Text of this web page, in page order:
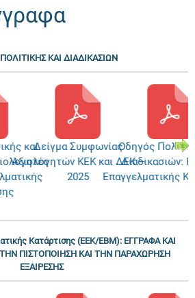
ΚΑΙ ΔΙΑΔΙΚΑΣΙΩΝ
καιΔείγμα Συμφωνίας
Αξιολογητών ΚΕΚ και ΔΕΚ –
2025
Οδηγός
Διαδικασιών:
Επαγγελματικής
Κατάρτισης (ΕΕΚ/ΕΒΜ): ΕΓΓΡΑΦΑ ΚΑΙ
ΠΙΣΤΟΠΟΙΗΣΗ ΚΑΙ ΤΗΝ ΠΑΡΑΧΩΡΗΣΗ
ΕΞΑΙΡΕΣΗΣ